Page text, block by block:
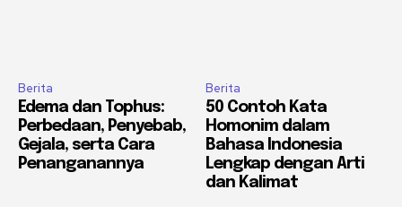
Berita
Edema dan Tophus:
Perbedaan, Penyebab,
Gejala, serta Cara
Penanganannya
Berita
50 Contoh Kata
Homonim dalam
Bahasa Indonesia
Lengkap dengan Arti
dan Kalimat